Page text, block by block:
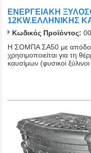
ΕΝΕΡΓΕΙΑΚΗ
12KW.ΕΛΛΗΝΙΚΗΣ
Κωδικός Προϊόντος:
Η ΣΟΜΠΑ ΣΑ50 με
χρησιμοποιείται για τη
καυσίμων (φυσικοί